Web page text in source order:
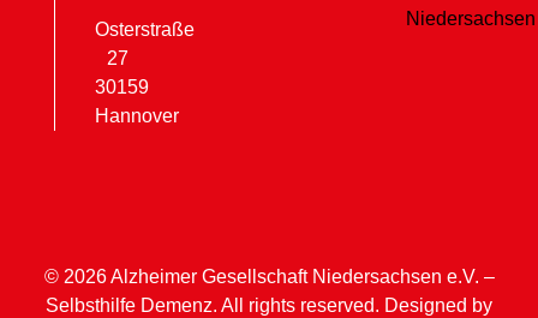
Osterstraße
27
30159
Hannover
© 2026 Alzheimer Gesellschaft Niedersachsen e.V. –
Selbsthilfe Demenz. All rights reserved. Designed by